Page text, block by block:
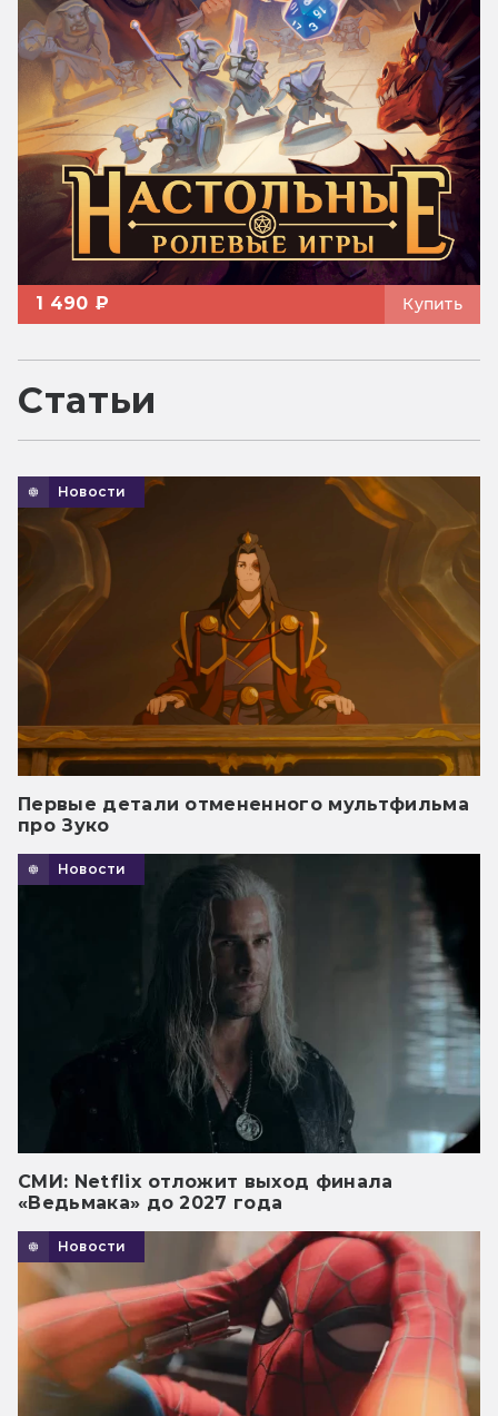
1 490 ₽ Купить
Статьи
Новости
Первые детали отмененного мультфильма
про Зуко
Новости
СМИ: Netflix отложит выход финала
«Ведьмака» до 2027 года
Новости